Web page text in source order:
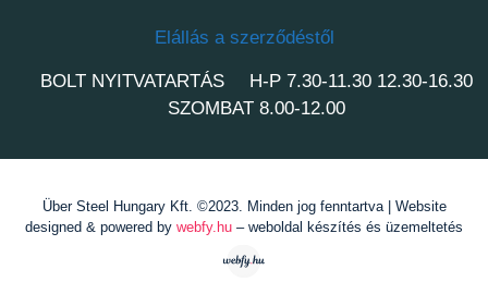
Elállás a szerződéstől
BOLT NYITVATARTÁS
H-P 7.30-11.30 12.30-16.30
SZOMBAT 8.00-12.00
Über Steel Hungary Kft. ©2023. Minden jog fenntartva | Website
designed & powered by webfy.hu – weboldal készítés és üzemeltetés